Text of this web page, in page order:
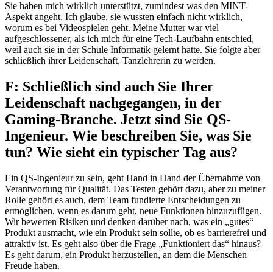
Sie haben mich wirklich unterstützt, zumindest was den MINT-
Aspekt angeht. Ich glaube, sie wussten einfach nicht wirklich,
worum es bei Videospielen geht. Meine Mutter war viel
aufgeschlossener, als ich mich für eine Tech-Laufbahn entschied,
weil auch sie in der Schule Informatik gelernt hatte. Sie folgte aber
schließlich ihrer Leidenschaft, Tanzlehrerin zu werden.
F: Schließlich sind auch Sie Ihrer
Leidenschaft nachgegangen, in der
Gaming-Branche. Jetzt sind Sie QS-
Ingenieur. Wie beschreiben Sie, was Sie
tun? Wie sieht ein typischer Tag aus?
Ein QS-Ingenieur zu sein, geht Hand in Hand der Übernahme von
Verantwortung für Qualität. Das Testen gehört dazu, aber zu meiner
Rolle gehört es auch, dem Team fundierte Entscheidungen zu
ermöglichen, wenn es darum geht, neue Funktionen hinzuzufügen.
Wir bewerten Risiken und denken darüber nach, was ein „gutes“
Produkt ausmacht, wie ein Produkt sein sollte, ob es barrierefrei und
attraktiv ist. Es geht also über die Frage „Funktioniert das“ hinaus?
Es geht darum, ein Produkt herzustellen, an dem die Menschen
Freude haben.